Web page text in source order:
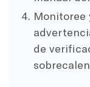
Monitoree
de